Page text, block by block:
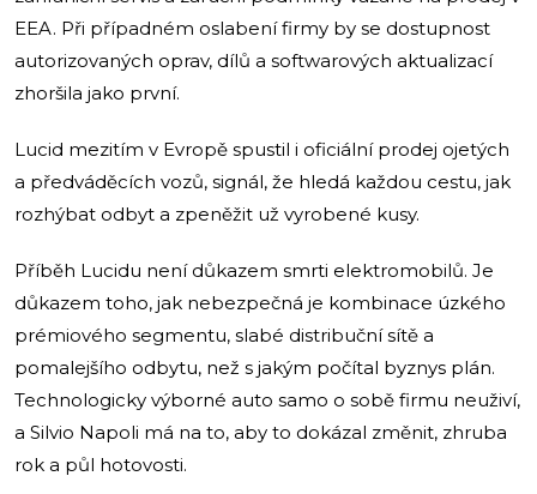
EEA. Při případném oslabení firmy by se dostupnost
autorizovaných oprav, dílů a softwarových aktualizací
zhoršila jako první.
Lucid mezitím v Evropě spustil i oficiální prodej ojetých
a předváděcích vozů, signál, že hledá každou cestu, jak
rozhýbat odbyt a zpeněžit už vyrobené kusy.
Příběh Lucidu není důkazem smrti elektromobilů. Je
důkazem toho, jak nebezpečná je kombinace úzkého
prémiového segmentu, slabé distribuční sítě a
pomalejšího odbytu, než s jakým počítal byznys plán.
Technologicky výborné auto samo o sobě firmu neuživí,
a Silvio Napoli má na to, aby to dokázal změnit, zhruba
rok a půl hotovosti.